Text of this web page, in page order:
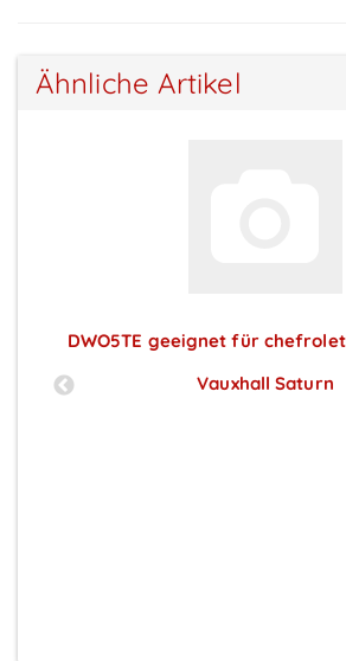
Ähnliche Artikel
DWO5TE geeignet für
Vauxhall Saturn